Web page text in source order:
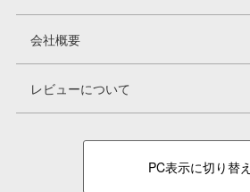
会社概要
レビューについて
PC表示に切り替え